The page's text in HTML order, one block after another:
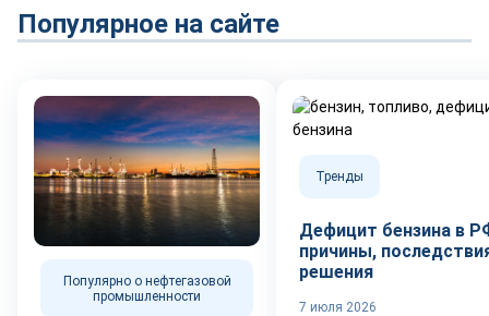
Популярное на сайте
Популярно о нефтегазовой
промышленности
Тренды
Дефицит бензина в
причины,
решения
7 июля 2026